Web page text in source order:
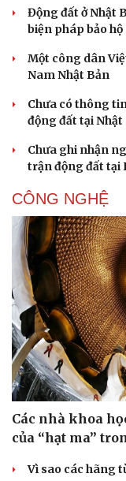
Dinh dưỡng - món
Cây thuốc
Nhi khoa
Nam khoa
Làm đẹp - giảm cân
Phòng mạch online
Ăn sạch sống khỏe
Động đất ở Nhật
biện pháp bảo
Một công dân
Nam Nhật Bản
Chưa có thông
động đất tại Nhật
Chưa ghi nhận
trận động đất tại
CÔNG NGHỆ
Các nhà khoa
của “hạt ma”
Vì sao các hãng